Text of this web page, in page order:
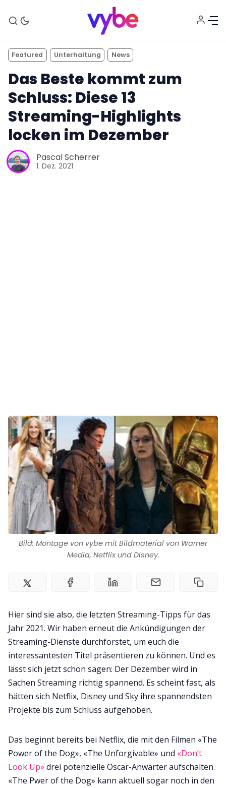
Über uns
Team
Zusammenarbeit
Kontakt
Impressum
Bild: Montage von vybe mit Bildmaterial von Warner
Media, Netflix und Disney.
Featured Unterhaltung News
Das Beste kommt zum
Schluss: Diese 13
Streaming-Highlights
locken im Dezember
Pascal Scherrer
1. Dez. 2021
Hier sind sie also, die letzten Streaming-Tipps für das
Jahr 2021. Wir haben erneut die Ankündigungen der
Streaming-Dienste durchforstet, um euch die
interessantesten Titel präsentieren zu können. Und es
lässt sich jetzt schon sagen: Der Dezember wird in
Sachen Streaming richtig spannend. Es scheint fast, als
hätten sich Netflix, Disney und Sky ihre spannendsten
Projekte bis zum Schluss aufgehoben.
Das beginnt bereits bei Netflix, die mit den Filmen «The
Power of the Dog», «The Unforgivable» und «Don’t
Look Up» drei potenzielle Oscar-Anwärter aufschalten.
«The Pwer of the Dog» kann aktuell sogar noch in den